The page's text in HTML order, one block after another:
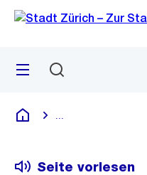
Navigation
Sprunglink
Menü
Deutsch
Seite vorlesen